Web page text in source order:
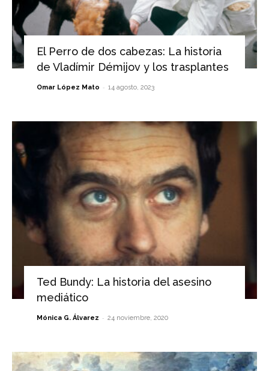
El Perro de dos cabezas: La historia
de Vladímir Démijov y los trasplantes
Omar López Mato - 14 agosto, 2023
Ted Bundy: La historia del asesino
mediático
Mónica G. Álvarez - 24 noviembre, 2020